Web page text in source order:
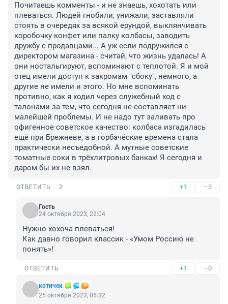
Почитаешь комменты - и не знаешь, хохотать или
плеваться. Людей гнобили, унижали, заставляли
стоять в очередях за всякой ерундой, выклянчивать
коробочку конфет или палку колбасы, заводить
дружбу с продавцами... А уж если подружился с
директором магазина - считай, что жизнь удалась! А
они ностальгируют, вспоминают с теплотой. Я и мой
отец имели доступ к закромам "сбоку", немного, а
другие не имели и этого. Но мне вспоминать
противно, как я ходил через служебный ход с
талонами за тем, что сегодня не составляет ни
малейшей проблемы. И не надо тут заливать про
офигенное советское качество: колбаса изгадилась
ещё при Брежневе, а в горбачёские времена стала
практически несъедобной. А мутные советские
томатные соки в трёхлитровых банках! Я сегодня и
даром бы их не взял.
ОТВЕТИТЬ 2 +1 –3
Гость
24 октября 2023, 22:04
Нужно хохоча плеваться!
Как давно говорил классик - «Умом Россию не
понять»!
ОТВЕТИТЬ +1 –0
котичек
25 октября 2023, 05:32